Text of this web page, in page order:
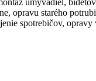
umývadiel,
opravu starého
spotrebičov, opravy